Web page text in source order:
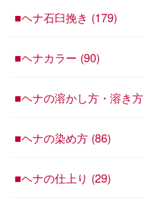
■ヘナ石臼挽き (179)
■ヘナカラー (90)
■ヘナの溶かし方・溶き方
■ヘナの染め方 (86)
■ヘナの仕上り (29)